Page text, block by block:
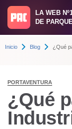
LA WEB
DE
Inicio Blog ¿Qué
PORTAVENTURA
¿Qué